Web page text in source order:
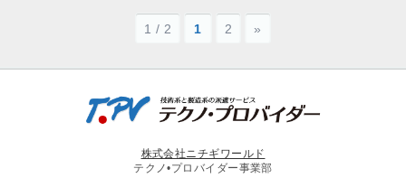
1 / 2 1 2 »
株式会社ニチギワールド
テクノ•プロバイダー事業部